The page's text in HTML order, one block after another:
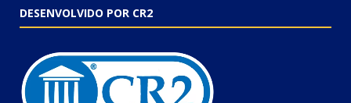
DESENVOLVIDO POR CR2